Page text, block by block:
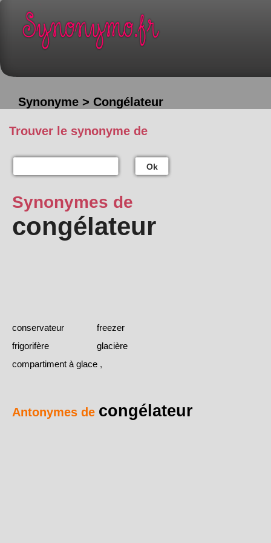
Synonyme > Congélateur
Trouver le synonyme de
Ok
Synonymes de
congélateur
conservateur
freezer
frigorifère
glacière
compartiment à glace ,
Antonymes de congélateur